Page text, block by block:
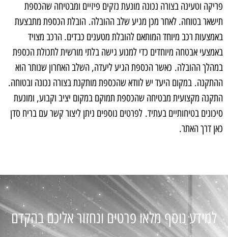
פריקה וטעינה בצורה נכונה מונעת נזקים פיזיים ומבטיחה שהכספת
תישאר בטוחה. לאחר מכן מגיע שלב ההובלה. הובלת הכספת מתבצעת
באמצעות רכב מיוחד המותאם להובלת מטענים כבדים. הרכב מצויד
באמצעי אבטחה מיוחדים כדי למנוע גישה בלתי מורשית לתכולת הכספת
במהלך ההובלה. כאשר הכספת הגיע ליעדה, השלב האחרון שנותר הוא
ההתקנה. במקום היעד יש לוודא שהכספת מותקנת בצורה נכונה ובטוחה.
התקנה מקצועית מבטיחה שהכספת תמוקם במקום יציב וקבוע, ומונעת
סיכונים בטיחותיים בעתיד. לפרטים נוספים ניתן ליצור קשר עם בריח סדן
כאן דרך האתר.
למידע נוסף מלאו פרטים ונחזור אליכם בהקדם